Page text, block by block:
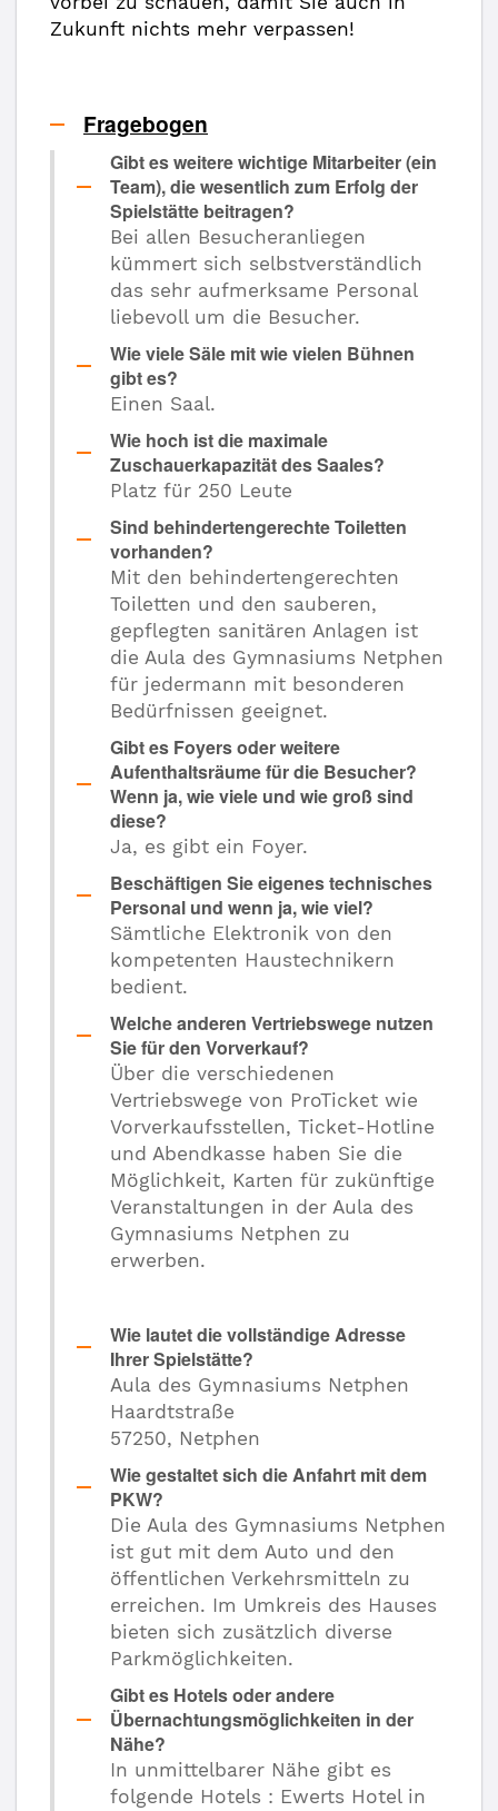
Zukunft nichts mehr verpassen!
Fragebogen
Gibt es weitere wichtige Mitarbeiter (ein
Team), die wesentlich zum Erfolg der
Spielstätte beitragen?
Bei allen Besucheranliegen
kümmert sich selbstverständlich
das sehr aufmerksame Personal
liebevoll um die Besucher.
Wie viele Säle mit wie vielen Bühnen
gibt es?
Einen Saal.
Wie hoch ist die maximale
Zuschauerkapazität des Saales?
Platz für 250 Leute
Sind behindertengerechte Toiletten
vorhanden?
Mit den behindertengerechten
Toiletten und den sauberen,
gepflegten sanitären Anlagen ist
die Aula des Gymnasiums Netphen
für jedermann mit besonderen
Bedürfnissen geeignet.
Gibt es Foyers oder weitere
Aufenthaltsräume für die Besucher?
Wenn ja, wie viele und wie groß sind
diese?
Ja, es gibt ein Foyer.
Beschäftigen Sie eigenes technisches
Personal und wenn ja, wie viel?
Sämtliche Elektronik von den
kompetenten Haustechnikern
bedient.
Welche anderen Vertriebswege nutzen
Sie für den Vorverkauf?
Über die verschiedenen
Vertriebswege von ProTicket wie
Vorverkaufsstellen, Ticket-Hotline
und Abendkasse haben Sie die
Möglichkeit, Karten für zukünftige
Veranstaltungen in der Aula des
Gymnasiums Netphen zu
erwerben.
Wie lautet die vollständige Adresse
Ihrer Spielstätte?
Aula des Gymnasiums Netphen
Haardtstraße
57250, Netphen
Wie gestaltet sich die Anfahrt mit dem
PKW?
Die Aula des Gymnasiums Netphen
ist gut mit dem Auto und den
öffentlichen Verkehrsmitteln zu
erreichen. Im Umkreis des Hauses
bieten sich zusätzlich diverse
Parkmöglichkeiten.
Gibt es Hotels oder andere
Übernachtungsmöglichkeiten in der
Nähe?
In unmittelbarer Nähe gibt es
folgende Hotels : Ewerts Hotel in